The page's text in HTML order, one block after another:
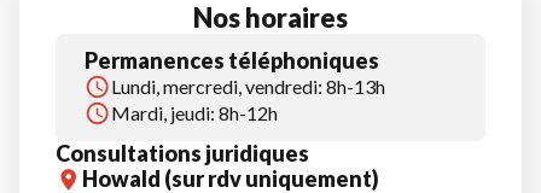
Nos horaires
Permanences téléphoniques
Lundi, mercredi, vendredi: 8h-13h
Mardi, jeudi: 8h-12h
Consultations juridiques
Howald (sur rdv uniquement)